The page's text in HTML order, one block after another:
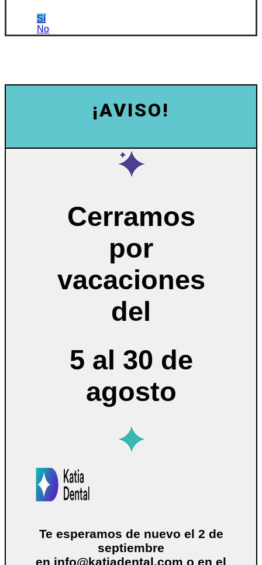
Sí
No
¡AVISO!
Cerramos
por
vacaciones
del
5 al 30 de
agosto
Te esperamos de nuevo el 2 de
septiembre
en info@katiadental.com o en el